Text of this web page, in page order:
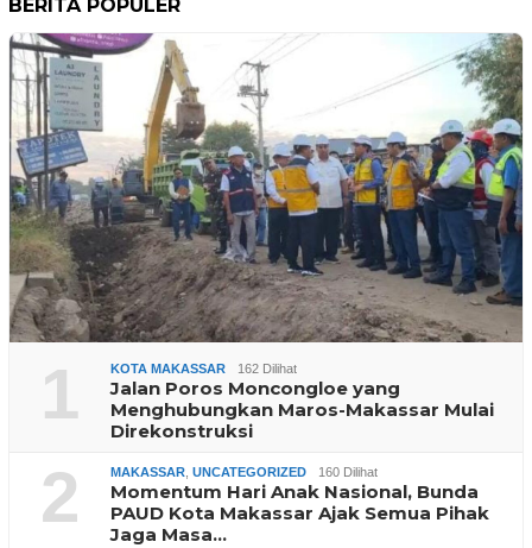
BERITA POPULER
1 KOTA MAKASSAR 162 Dilihat
Jalan Poros Moncongloe yang
Menghubungkan Maros-Makassar Mulai
Direkonstruksi
2 MAKASSAR, UNCATEGORIZED 160 Dilihat
Momentum Hari Anak Nasional, Bunda
PAUD Kota Makassar Ajak Semua Pihak
Jaga Masa…